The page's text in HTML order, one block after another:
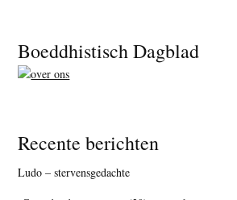
Footer
Boeddhistisch Dagblad
Recente berichten
Ludo – stervensgedachte